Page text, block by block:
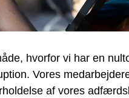
hvorfor vi har en
Vores
af vores